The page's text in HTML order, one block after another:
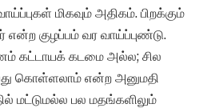
மிகவும் அதிகம். பிறக்கும்
குழப்பம் வர வாய்ப்புண்டு.
கட்டாயக் கடமை அல்ல; சில
கொள்ளலாம் என்ற அனுமதி
மட்டுமல்ல பல மதங்களிலும்